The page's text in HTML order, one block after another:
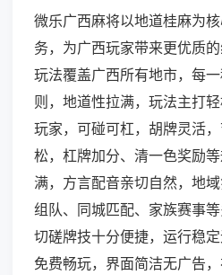
微乐广西麻将以地道桂麻为
务，为广西玩家带来更优质
玩法覆盖广西所有地市，每
则，地道性拉满，玩法主打
玩家，可碰可杠，胡牌灵活
松，杠牌加分、清一色奖励
满，方言配音亲切自然，地
组队、同城匹配、家族赛事等
切磋牌技十分便捷，运行稳定
免费畅玩，界面简洁无广告